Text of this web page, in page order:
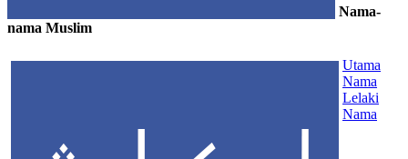
Nama-
nama Muslim
Utama
Nama
Lelaki
Nama